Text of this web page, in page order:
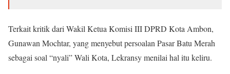
Terkait kritik dari Wakil Ketua Komisi III DPRD Kota Ambon,
Gunawan Mochtar, yang menyebut persoalan Pasar Batu Merah
sebagai soal “nyali” Wali Kota, Lekransy menilai hal itu keliru.